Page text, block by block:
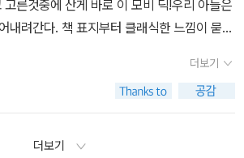
서 목가적인 풍경까지 보여줍니다. 지구 상
고래의 이동과 죽음은 장엄하고도 엄숙해서
복선이 때가 되면 마치 시한폭탄이 터지듯
서 모비 딕으로 옮기면, 모비 딕은 인간의 무수
하면서 '모비딕'을 만났던 적도 부근으로 가
이 헤브'는 거절하고 '모비딕'을 만날 때가 왔음
속으로 가라앉은 부표를 새로이 만들고나침
브'가 직접 '모비딕'을 공격할 작살도 새로 만
금, 여기로 당겨와 또는 그곳으로 나아가일
기어린 열정 없이는결코 실현될 수 없는 세계
의 저 무모하리만치광적인 모비딕에의 집착은
대한 피해자의삭힐 수 없는 분노라는 일차원
정화)를 보여주긴 하지만 그럼에도 수현의 행
른것중에 산게 바로 이 모비 딕!우리 아들은
내려간다. 책 표지부터 클래식한 느낌이 묻어
더보기
더보기